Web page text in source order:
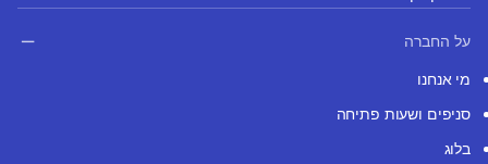
על החברה
מי אנחנו
סניפים ושעות פתיחה
בלוג